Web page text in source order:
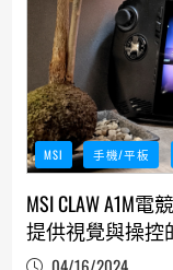
MSI 手機/平板
MSI CLAW A1M
提供視覺與操控
04/16/2024